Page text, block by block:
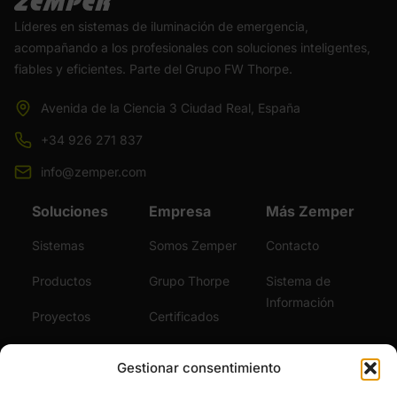
Gestionar consentimiento
Líderes en sistemas de iluminación de emergencia,
acompañando a los profesionales con soluciones inteligentes,
fiables y eficientes. Parte del Grupo FW Thorpe.
Avenida de la Ciencia 3 Ciudad Real, España
+34 926 271 837
info@zemper.com
Soluciones
Sistemas
Productos
Proyectos
Empresa
Somos Zemper
Grupo Thorpe
Certificados
Más Zemper
Contacto
Sistema de
Información